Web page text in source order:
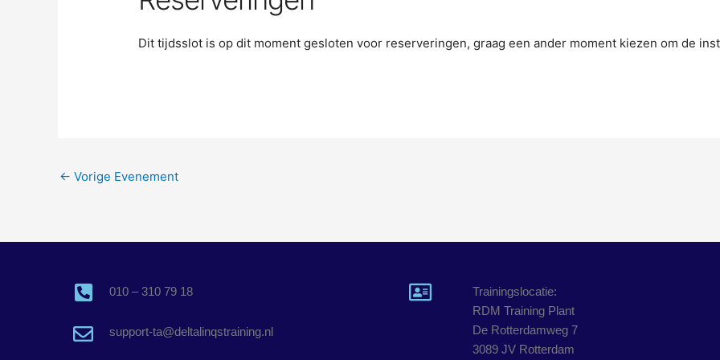
Dit tijdsslot is op dit moment gesloten voor reserveringen, graag een ander moment kiezen om de
← Vorige Evenement
010 – 310 79 18
support-ta@deltalinqstraining.nl
Trainingslocatie:
RDM Training Plant
De Rotterdamweg 7
3089 JV Rotterdam